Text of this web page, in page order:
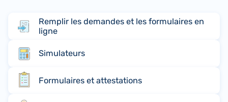
Remplir les demandes et les formulaires en
ligne
Simulateurs
Formulaires et attestations